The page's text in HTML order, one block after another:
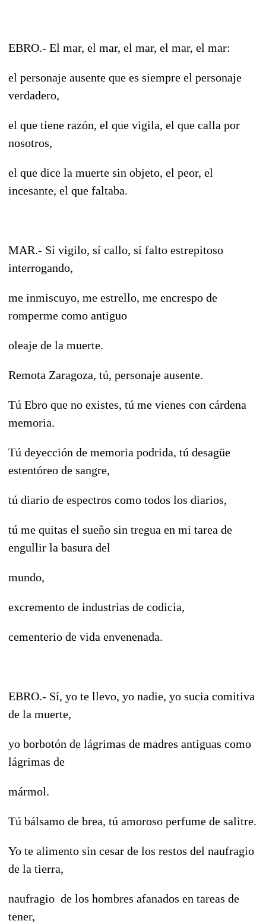
EBRO.- El mar, el mar, el mar, el mar, el mar:
el personaje ausente que es siempre el personaje
verdadero,
el que tiene razón, el que vigila, el que calla por
nosotros,
el que dice la muerte sin objeto, el peor, el
incesante, el que faltaba.
MAR.- Sí vigilo, sí callo, sí falto estrepitoso
interrogando,
me inmiscuyo, me estrello, me encrespo de
romperme como antiguo
oleaje de la muerte.
Remota Zaragoza, tú, personaje ausente.
Tú Ebro que no existes, tú me vienes con cárdena
memoria.
Tú deyección de memoria podrida, tú desagüe
estentóreo de sangre,
tú diario de espectros como todos los diarios,
tú me quitas el sueño sin tregua en mi tarea de
engullir la basura del
mundo,
excremento de industrias de codicia,
cementerio de vida envenenada.
EBRO.- Sí, yo te llevo, yo nadie, yo sucia comitiva
de la muerte,
yo borbotón de lágrimas de madres antiguas como
lágrimas de
mármol.
Tú bálsamo de brea, tú amoroso perfume de salitre.
Yo te alimento sin cesar de los restos del naufragio
de la tierra,
naufragio de los hombres afanados en tareas de
tener,